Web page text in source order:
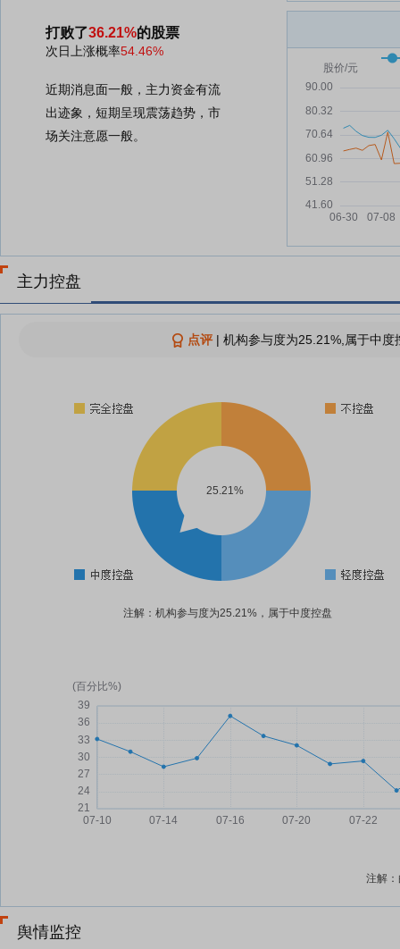
打败了36.21%的股票
次日上涨概率54.46%
近期消息面一般，主力资金有流
出迹象，短期呈现震荡趋势，市
场关注意愿一般。
主力控盘
点评| 机构参与度为25.21%,属于中
25.21%
注解：机构参与度为25.21%，属于中度控盘
注解
舆情监控